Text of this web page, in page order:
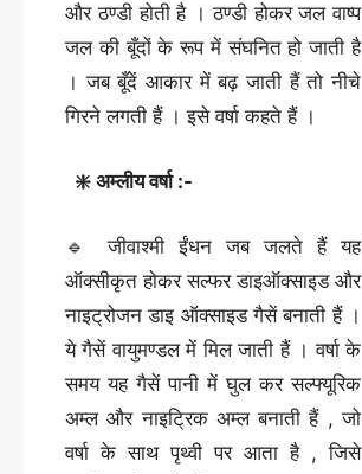
और ठण्डी होती है । ठण्डी होकर जल वाष्प
जल की बूँदों के रूप में संघनित हो जाती है
। जब बूँदें आकार में बढ़ जाती हैं तो नीचे
गिरने लगती हैं । इसे वर्षा कहते हैं ।
❇️ अम्लीय वर्षा :-
🔹 जीवाश्मी ईंधन जब जलते हैं यह
ऑक्सीकृत होकर सल्फर डाइऑक्साइड और
नाइट्रोजन डाइ ऑक्साइड गैसें बनाती हैं ।
ये गैसें वायुमण्डल में मिल जाती हैं । वर्षा के
समय यह गैसें पानी में घुल कर सल्फ्यूरिक
अम्ल और नाइट्रिक अम्ल बनाती हैं , जो
वर्षा के साथ पृथ्वी पर आता है , जिसे